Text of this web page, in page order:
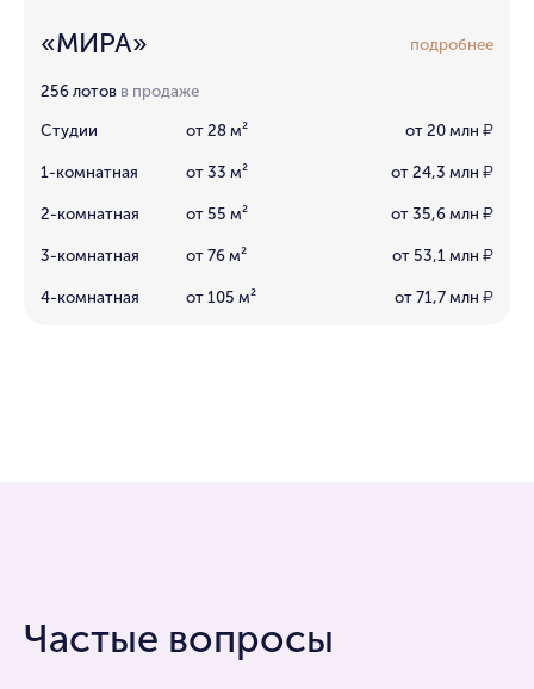
«МИРА» подробнее
256 лотов в продаже
Студии от 28 м² от 20 млн ₽
1-комнатная от 33 м² от 24,3 млн ₽
2-комнатная от 55 м² от 35,6 млн ₽
3-комнатная от 76 м² от 53,1 млн ₽
4-комнатная от 105 м² от 71,7 млн ₽
Частые вопросы